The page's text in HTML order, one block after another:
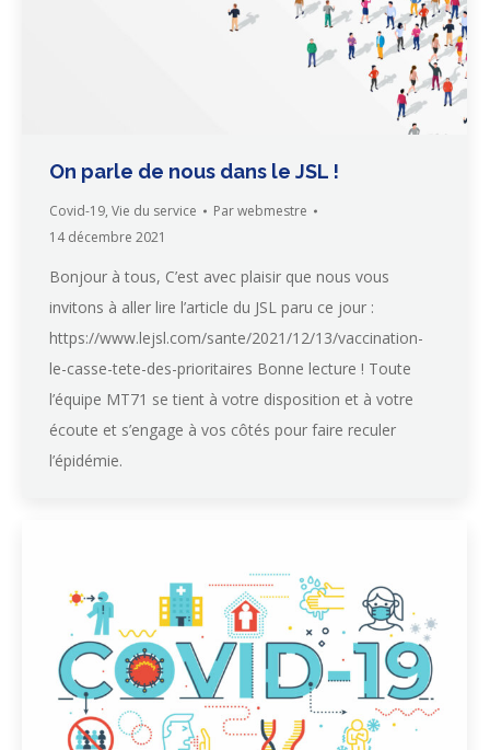
On parle de nous dans le JSL !
Covid-19, Vie du service Parwebmestre
14 décembre 2021
Bonjour à tous, C’est avec plaisir que nous vous
invitons à aller lire l’article du JSL paru ce jour :
https://www.lejsl.com/sante/2021/12/13/vaccination-
le-casse-tete-des-prioritaires Bonne lecture ! Toute
l’équipe MT71 se tient à votre disposition et à votre
écoute et s’engage à vos côtés pour faire reculer
l’épidémie.